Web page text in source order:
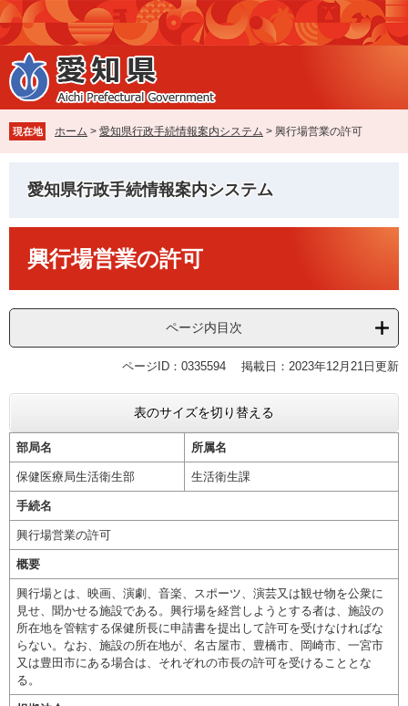
ペ
ー
ジ
の
先
で
す
メ
ニ
ュ
ー
を
ば
し
現在地 ホーム > 愛知県行政手続情報案内システム > 興行場営業の許可
愛知県行政手続情報案内システム
興行場営業の許可
ページ内目次
ページID：0335594 掲載日：2023年12月21日更新
表のサイズを切り替える
部局名 所属名
保健医療局生活衛生部 生活衛生課
手続名
興行場営業の許可
概要
興行場とは、映画、演劇、音楽、スポーツ、演芸又は観せ物を公衆に
見せ、聞かせる施設である。興行場を経営しようとする者は、施設の
所在地を管轄する保健所長に申請書を提出して許可を受けなければな
らない。なお、施設の所在地が、名古屋市、豊橋市、岡崎市、一宮市
又は豊田市にある場合は、それぞれの市長の許可を受けることとな
る。